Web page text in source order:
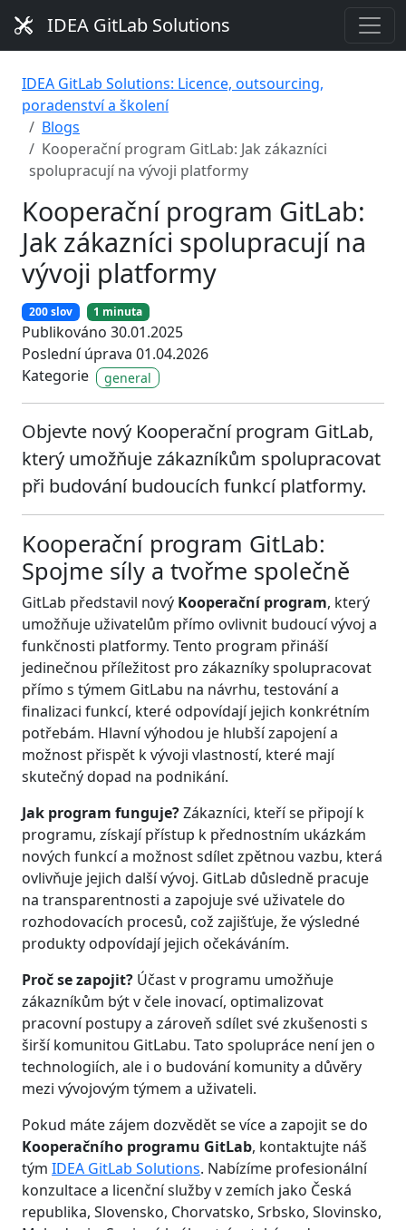
IDEA GitLab Solutions
IDEA GitLab Solutions: Licence, outsourcing,
poradenství a školení
Blogs
Kooperační program GitLab: Jak zákazníci
spolupracují na vývoji platformy
Kooperační program GitLab:
Jak zákazníci spolupracují na
vývoji platformy
200 slov 1 minuta
Publikováno 30.01.2025
Poslední úprava 01.04.2026
Kategorie
general
Objevte nový Kooperační program GitLab,
který umožňuje zákazníkům spolupracovat
při budování budoucích funkcí platformy.
Kooperační program GitLab:
Spojme síly a tvořme společně
GitLab představil nový Kooperační program, který
umožňuje uživatelům přímo ovlivnit budoucí vývoj a
funkčnosti platformy. Tento program přináší
jedinečnou příležitost pro zákazníky spolupracovat
přímo s týmem GitLabu na návrhu, testování a
finalizaci funkcí, které odpovídají jejich konkrétním
potřebám. Hlavní výhodou je hlubší zapojení a
možnost přispět k vývoji vlastností, které mají
skutečný dopad na podnikání.
Jak program funguje?Zákazníci, kteří se připojí k
programu, získají přístup k přednostním ukázkám
nových funkcí a možnost sdílet zpětnou vazbu, která
ovlivňuje jejich další vývoj. GitLab důsledně pracuje
na transparentnosti a zapojuje své uživatele do
rozhodovacích procesů, což zajišťuje, že výsledné
produkty odpovídají jejich očekáváním.
Proč se zapojit? Účast v programu umožňuje
zákazníkům být v čele inovací, optimalizovat
pracovní postupy a zároveň sdílet své zkušenosti s
širší komunitou GitLabu. Tato spolupráce není jen o
technologiích, ale i o budování komunity a důvěry
mezi vývojovým týmem a uživateli.
Pokud máte zájem dozvědět se více a zapojit se do
Kooperačního programu GitLab, kontaktujte náš
tým IDEA GitLab Solutions. Nabízíme profesionální
konzultace a licenční služby v zemích jako Česká
republika, Slovensko, Chorvatsko, Srbsko, Slovinsko,